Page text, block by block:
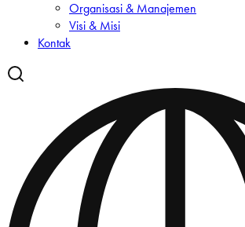
Organisasi & Manajemen
Visi & Misi
Kontak